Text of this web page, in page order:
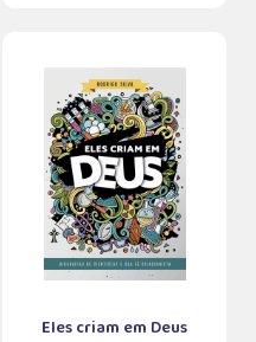
Eles criam em Deus